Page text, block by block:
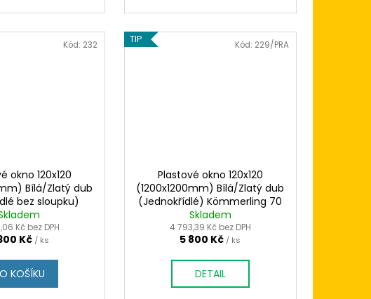
okno 120x120
Bílá/Zlatý dub
bez sloupku)
70 AD
Kč bez DPH
Kč / ks
KOŠÍKU
Kód: 232 TIP
Plastové okno 120x120
(1200x1200mm) Bílá/Zlatý dub
(Jednokřídlé) Kömmerling 70
AD
Skladem
4 793,39 Kč bez DPH
5 800 Kč / ks
DETAIL
Kód: 229/PRA